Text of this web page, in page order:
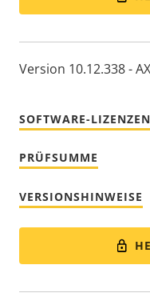
Version 10.12.338 -
SOFTWARE-LIZENZEN
PRÜFSUMME
VERSIONSHINWEISE